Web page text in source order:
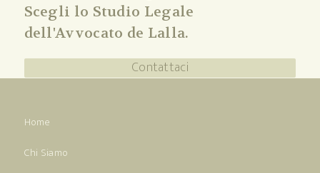
Scegli lo Studio Legale
dell'Avvocato de Lalla.
Contattaci
Home
Chi Siamo